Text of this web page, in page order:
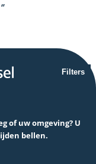
‘’
Filters
of uw omgeving? U
bellen.